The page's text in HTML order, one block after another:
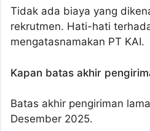
Tidak ada biaya yang
rekrutmen. Hati-hati
mengatasnamakan PT KAI.
Kapan batas akhir
Batas akhir pengiriman
Desember 2025.